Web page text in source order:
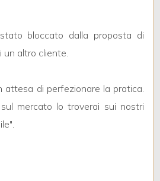
bloccato dalla proposta di
un altro cliente.
attesa di perfezionare la pratica.
mercato lo troverai sui nostri